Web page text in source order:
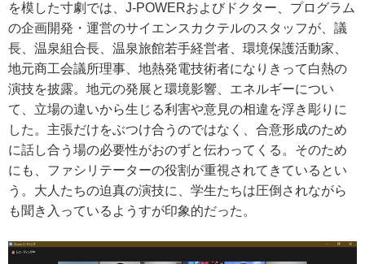
を模した寸劇では、J-POWERおよびドクター、プログラム
の企画開発・運営のサイエンスカクテルのスタッフが、議
長、温泉組合長、温泉旅館若手経営者、環境保護活動家、
地元商工会議所理事、地熱発電技術者になりきって白熱の
演技を披露。地元の発展と環境影響、エネルギーについ
て、立場の違いから生じる利害や意見の相違を浮き彫りに
した。主張だけをぶつけ合うのではなく、合意形成のため
に話し合う場の必要性がおのずと伝わってくる。そのため
にも、ファシリテーターの役割が重視されてきているとい
う。大人たちの迫真の演技に、学生たちは圧倒されながら
も聞き入っているようすが印象的だった。